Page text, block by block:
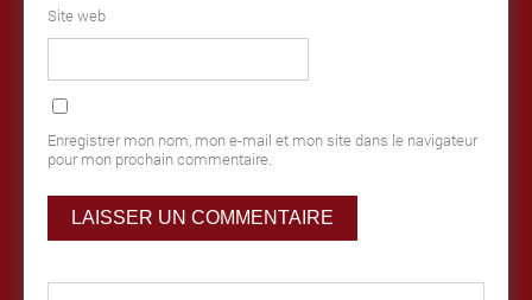
Site web
Enregistrer mon nom, mon e-mail et mon site dans le navigateur
pour mon prochain commentaire.